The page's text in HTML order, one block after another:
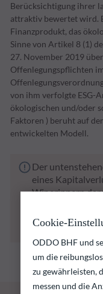
Berücksichtigung ihrer
attraktiv bewertet wird.
Finanzprodukt, das
Sinne von Artikel 8 (1)
27. November 2019
Offenlegungspflichten
von ihm verfolgte ESG-
ökologischen und/oder
Faktoren ) beruht auf
entwickelten Modell.
Der
eines
Wir erinnern
die künftige
schwankt im
Cookie-
ODDO BHF und
um die
zu gewährleisten,
messen und die